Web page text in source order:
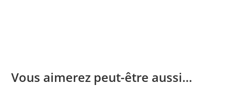
Vous aimerez peut-être aussi…